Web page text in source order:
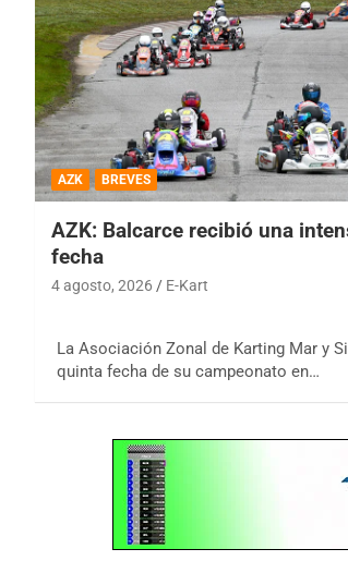
AZK BREVES
AZK: Balcarce recibió una
fecha
4 agosto, 2026 E-Kart
La Asociación Zonal de Karting Mar y
quinta fecha de su campeonato en…